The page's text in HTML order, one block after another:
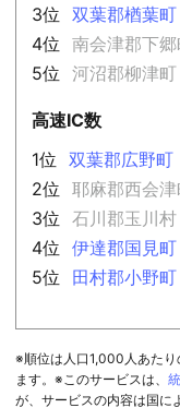
3位
双葉郡楢葉町
4位
南会津郡下
5位
河沼郡柳津町
高速IC数
1位
双葉郡広野町
2位
耶麻郡西会
3位
石川郡玉川村
4位
伊達郡国見町
5位
田村郡小野町
※順位は人口1,000人あた
ます。※このサービスは、
が、サービスの内容は国に